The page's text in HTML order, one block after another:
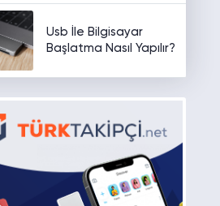
Usb İle Bilgisayar
Başlatma Nasıl Yapılır?